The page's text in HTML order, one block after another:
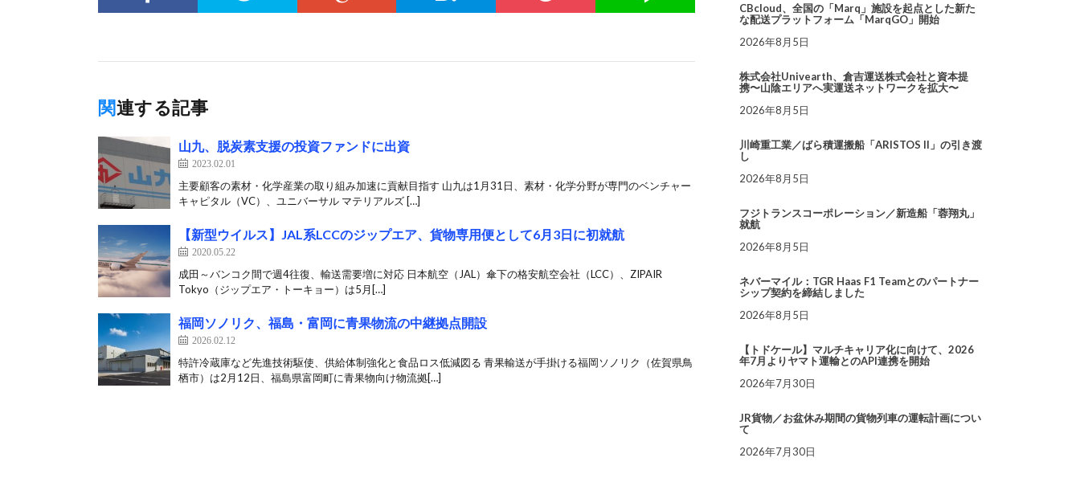
関連する記事
山九、脱炭素支援の投資ファンドに出資
2023.02.01
主要顧客の素材・化学産業の取り組み加速に貢献目指す 山九は1月31日、素材・化学分野が専門のベンチャー
キャピタル（VC）、ユニバーサル マテリアルズ […]
【新型ウイルス】JAL系LCCのジップエア、貨物専用便として6月3日に初就航
2020.05.22
成田～バンコク間で週4往復、輸送需要増に対応 日本航空（JAL）傘下の格安航空会社（LCC）、ZIPAIR
Tokyo（ジップエア・トーキョー）は5月[…]
福岡ソノリク、福島・富岡に青果物流の中継拠点開設
2026.02.12
特許冷蔵庫など先進技術駆使、供給体制強化と食品ロス低減図る 青果輸送が手掛ける福岡ソノリク（佐賀県鳥
栖市）は2月12日、福島県富岡町に青果物向け物流拠[…]
CBcloud、全国の「Marq」施設を起点とした新た
な配送プラットフォーム「MarqGO」開始
2026年8月5日
株式会社Univearth、倉吉運送株式会社と資本提
携〜山陰エリアへ実運送ネットワークを拡大〜
2026年8月5日
川崎重工業／ばら積運搬船「ARISTOS II」の引き渡
し
2026年8月5日
フジトランスコーポレーション／新造船「蓉翔丸」
就航
2026年8月5日
ネバーマイル：TGR Haas F1 Teamとのパートナー
シップ契約を締結しました
2026年8月5日
【トドケール】マルチキャリア化に向けて、2026
年7月よりヤマト運輸とのAPI連携を開始
2026年7月30日
JR貨物／お盆休み期間の貨物列車の運転計画につい
て
2026年7月30日